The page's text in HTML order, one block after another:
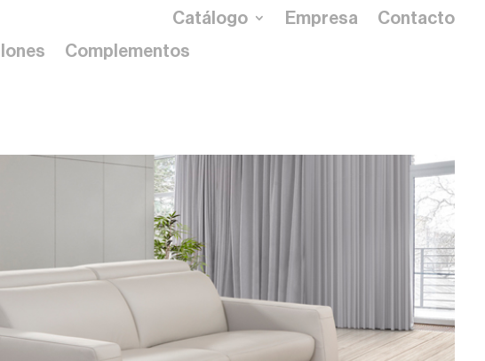
Catálogo Empresa
Contacto
Complementos